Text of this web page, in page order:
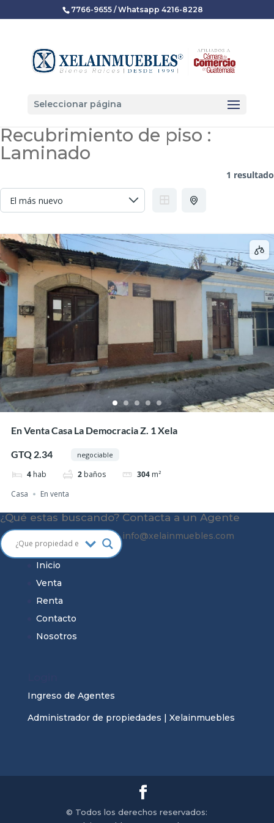
7766-9655 / Whatsapp 4216-8228
Seleccionar página
Recubrimiento de piso :
Laminado
1 resultado
En Venta Casa La Democracia Z. 1 Xela
GTQ 2.34 negociable
4 hab 2 baños 304 m²
Casa
En venta
¿Qué estas buscando? Contacta a un Agente
info@xelainmuebles.com
Inicio
Venta
Renta
Contacto
Nosotros
Ingreso de Agentes
Administrador de propiedades | Xelainmuebles
© Todos los derechos reservados: